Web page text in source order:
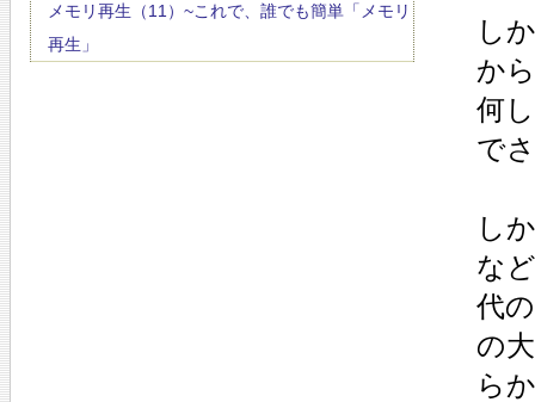
メモリ再生（11）~これで、誰でも簡単「メモリ
再生」
し
か
何
で
し
な
代
の
ら